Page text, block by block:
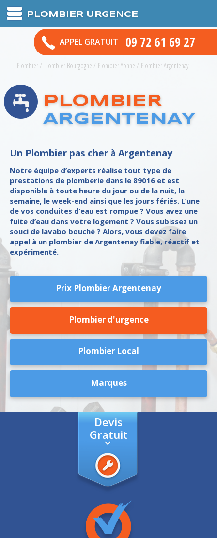
PLOMBIER URGENCE
APPEL GRATUIT 09 72 61 69 27
Plombier/ Plombier Bourgogne / Plombier Yonne / Plombier Argentenay
PLOMBIER
ARGENTENAY
Un Plombier pas cher à Argentenay
Notre équipe d’experts réalise tout type de
prestations de plomberie dans le 89016 et est
disponible à toute heure du jour ou de la nuit, la
semaine, le week-end ainsi que les jours fériés. L’une
de vos conduites d’eau est rompue ? Vous avez une
fuite d’eau dans votre logement ? Vous subissez un
souci de lavabo bouché ? Alors, vous devez faire
appel à un plombier de Argentenay fiable, réactif et
expérimenté.
Prix Plombier Argentenay
Plombier d'urgence
Plombier Local
Marques
Devis
Gratuit